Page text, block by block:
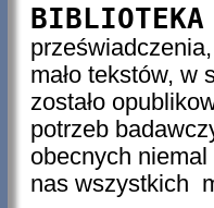
BIBLIOTEKA
mało tekstów, w
zostało
potrzeb
obecnych niemal
nas wszystkich